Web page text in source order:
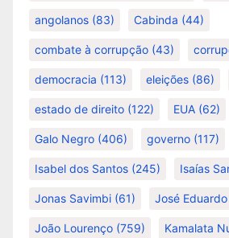
angolanos (83) Cabinda (44)
combate à corrupção (43)
democracia (113) eleições (86)
estado de direito (122) EUA (62)
Galo Negro (406) governo (117)
Isabel dos Santos (245) Isaías
Jonas Savimbi (61) José
João Lourenço (759) Kamalata